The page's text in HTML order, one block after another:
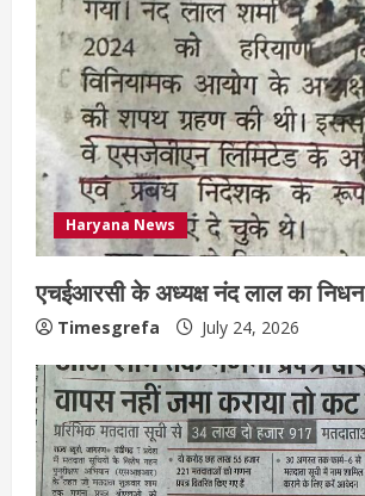
Haryana News
एचईआरसी के अध्यक्ष नंद लाल का निधन
Timesgrefa July 24, 2026